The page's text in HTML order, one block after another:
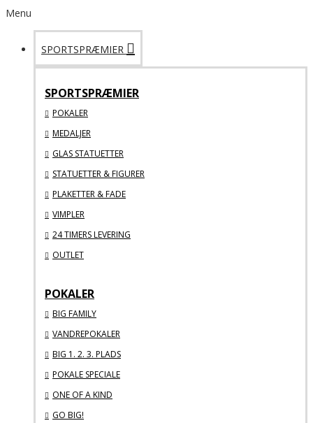
Menu
SPORTSPRÆMIER
SPORTSPRÆMIER
POKALER
MEDALJER
GLAS STATUETTER
STATUETTER & FIGURER
PLAKETTER & FADE
VIMPLER
24 TIMERS LEVERING
OUTLET
POKALER
BIG FAMILY
VANDREPOKALER
BIG 1. 2. 3. PLADS
POKALE SPECIALE
ONE OF A KIND
GO BIG!